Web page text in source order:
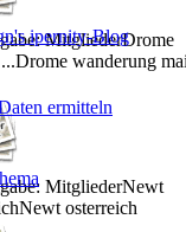
MitgliederDrome
Drome wanderung
MitgliederNewt
Newt osterreich
ipernity-Blog
ermitteln